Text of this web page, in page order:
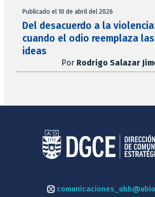
Publicado el 10 de abril del 2026
Del desacuerdo a la
cuando el odio reemplaza las
ideas
Por Rodrigo Salazar